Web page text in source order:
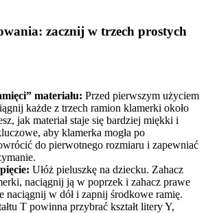
zacznij w trzech prostych
materiału: Przed pierwszym użyciem
każde z trzech ramion klamerki około
jak materiał staje się bardziej miękki i
aby klamerka mogła po
do pierwotnego rozmiaru i zapewniać
Ułóż pieluszkę na dziecku. Zahacz
naciągnij ją w poprzek i zahacz prawe
naciągnij w dół i zapnij środkowe ramię.
T powinna przybrać kształt litery Y,